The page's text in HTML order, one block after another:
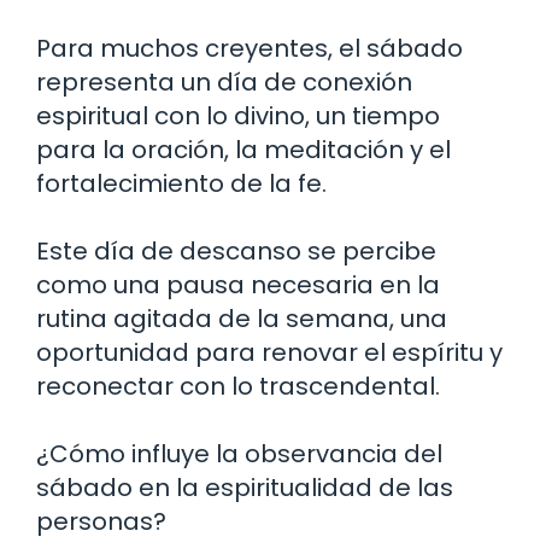
Para muchos creyentes, el sábado
representa un día de conexión
espiritual con lo divino, un tiempo
para la oración, la meditación y el
fortalecimiento de la fe.
Este día de descanso se percibe
como una pausa necesaria en la
rutina agitada de la semana, una
oportunidad para renovar el espíritu y
reconectar con lo trascendental.
¿Cómo influye la observancia del
sábado en la espiritualidad de las
personas?